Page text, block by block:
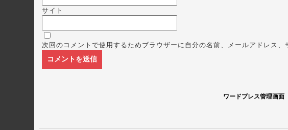
サイト
次回のコメントで使用するためブラウザーに自分の名前、メールアドレス、
ワードプレス管理画